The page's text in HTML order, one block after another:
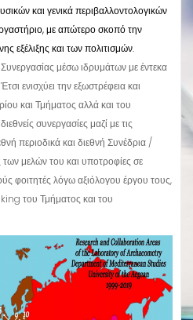
και γενικά περιβαλλοντολογικών
με απώτερο σκοπό την
εξέλιξης και των πολιτισμών.
μέσω ιδρυμάτων με έντεκα
ενισχύει την εξωστρέφεια και
και Τμήματος αλλά και του
συνεργασίες μαζί με τις
περιοδικά και διεθνή Συνέδρια /
των μελών του και υποτροφίες σε
φοιτητές λόγω αξιόλογου έργου τους,
του Τμήματος και του